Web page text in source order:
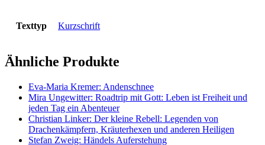
Texttyp Kurzschrift
Ähnliche Produkte
Eva-Maria Kremer: Andenschnee
Mira Ungewitter: Roadtrip mit Gott: Leben ist Freiheit und
jeden Tag ein Abenteuer
Christian Linker: Der kleine Rebell: Legenden von
Drachenkämpfern, Kräuterhexen und anderen Heiligen
Stefan Zweig: Händels Auferstehung